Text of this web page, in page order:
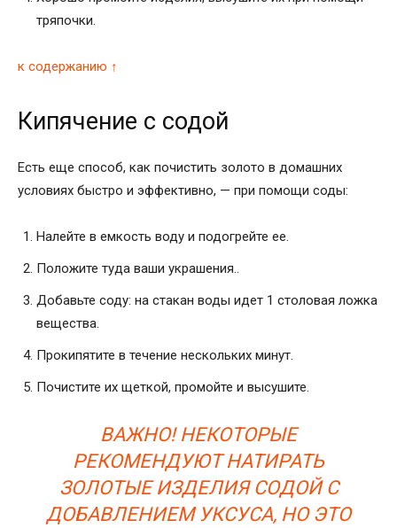
тряпочки.
к содержанию ↑
Кипячение с содой
Есть еще способ, как почистить золото в домашних
условиях быстро и эффективно, — при помощи соды:
Налейте в емкость воду и подогрейте ее.
Положите туда ваши украшения..
Добавьте соду: на стакан воды идет 1 столовая ложка
вещества.
Прокипятите в течение нескольких минут.
Почистите их щеткой, промойте и высушите.
ВАЖНО! НЕКОТОРЫЕ
РЕКОМЕНДУЮТ НАТИРАТЬ
ЗОЛОТЫЕ ИЗДЕЛИЯ СОДОЙ С
ДОБАВЛЕНИЕМ УКСУСА, НО ЭТО